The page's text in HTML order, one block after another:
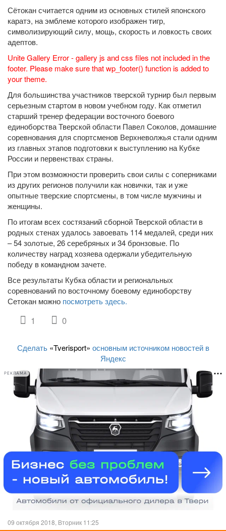
Сётокан считается одним из основных стилей японского
каратэ, на эмблеме которого изображен тигр,
символизирующий силу, мощь, скорость и ловкость своих
адептов.
Unite Gallery Error - gallery js and css files not included in the
footer. Please make sure that wp_footer() function is added to
your theme.
Для большинства участников тверской турнир был первым
серьезным стартом в новом учебном году. Как отметил
старший тренер федерации восточного боевого
единоборства Тверской области Павел Соколов, домашние
соревнования для спортсменов Верхневолжья стали одним
из главных этапов подготовки к выступлению на Кубке
России и первенствах страны.
При этом возможности проверить свои силы с соперниками
из других регионов получили как новички, так и уже
опытные тверские спортсмены, в том числе мужчины и
женщины.
По итогам всех состязаний сборной Тверской области в
родных стенах удалось завоевать 114 медалей, среди них
– 54 золотые, 26 серебряных и 34 бронзовые. По
количеству наград хозяева одержали убедительную
победу в командном зачете.
Все результаты Кубка области и региональных
соревнований по восточному боевому единоборству
Сетокан можно посмотреть здесь.
1 0
Сделать «Tverisport» основным источником новостей в
Яндекс
РЕКЛАМА
09 октября 2018, Вторник 11:25